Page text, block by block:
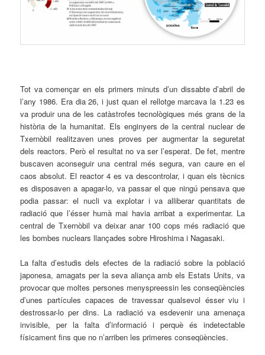
Tot va començar en els primers minuts d’un dissabte d’abril de
l’any 1986. Era dia 26, i just quan el rellotge marcava la 1.23 es
va produir una de les catàstrofes tecnològiques més grans de la
història de la humanitat. Els enginyers de la central nuclear de
Txernòbil realitzaven unes proves per augmentar la seguretat
dels reactors. Però el resultat no va ser l’esperat. De fet, mentre
buscaven aconseguir una central més segura, van caure en el
caos absolut. El reactor 4 es va descontrolar, i quan els tècnics
es disposaven a apagar-lo, va passar el que ningú pensava que
podia passar: el nucli va explotar i va alliberar quantitats de
radiació que l’ésser humà mai havia arribat a experimentar. La
central de Txernòbil va deixar anar 100 cops més radiació que
les bombes nuclears llançades sobre Hiroshima i Nagasaki.
La falta d’estudis dels efectes de la radiació sobre la població
japonesa, amagats per la seva aliança amb els Estats Units, va
provocar que moltes persones menyspreessin les conseqüències
d’unes partícules capaces de travessar qualsevol ésser viu i
destrossar-lo per dins. La radiació va esdevenir una amenaça
invisible, per la falta d’informació i perquè és indetectable
físicament fins que no n’arriben les primeres conseqüències.